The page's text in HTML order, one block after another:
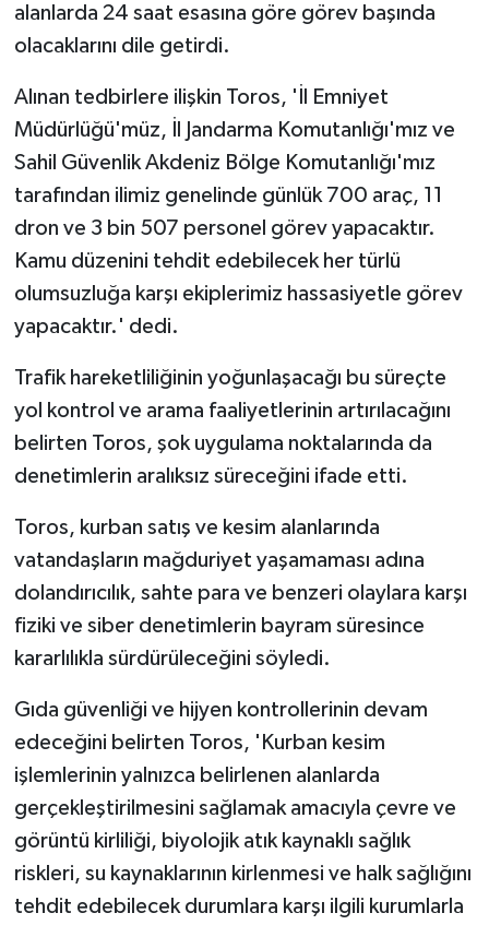
alanlarda 24 saat esasına göre görev başında
olacaklarını dile getirdi.
Alınan tedbirlere ilişkin Toros, 'İl Emniyet
Müdürlüğü'müz, İl Jandarma Komutanlığı'mız ve
Sahil Güvenlik Akdeniz Bölge Komutanlığı'mız
tarafından ilimiz genelinde günlük 700 araç, 11
dron ve 3 bin 507 personel görev yapacaktır.
Kamu düzenini tehdit edebilecek her türlü
olumsuzluğa karşı ekiplerimiz hassasiyetle görev
yapacaktır.' dedi.
Trafik hareketliliğinin yoğunlaşacağı bu süreçte
yol kontrol ve arama faaliyetlerinin artırılacağını
belirten Toros, şok uygulama noktalarında da
denetimlerin aralıksız süreceğini ifade etti.
Toros, kurban satış ve kesim alanlarında
vatandaşların mağduriyet yaşamaması adına
dolandırıcılık, sahte para ve benzeri olaylara karşı
fiziki ve siber denetimlerin bayram süresince
kararlılıkla sürdürüleceğini söyledi.
Gıda güvenliği ve hijyen kontrollerinin devam
edeceğini belirten Toros, 'Kurban kesim
işlemlerinin yalnızca belirlenen alanlarda
gerçekleştirilmesini sağlamak amacıyla çevre ve
görüntü kirliliği, biyolojik atık kaynaklı sağlık
riskleri, su kaynaklarının kirlenmesi ve halk sağlığını
tehdit edebilecek durumlara karşı ilgili kurumlarla